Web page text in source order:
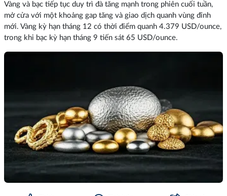
Vàng và bạc tiếp tục duy trì đà tăng mạnh trong phiên cuối tuần,
mở cửa với một khoảng gap tăng và giao dịch quanh vùng đỉnh
mới. Vàng kỳ hạn tháng 12 có thời điểm quanh 4.379 USD/ounce,
trong khi bạc kỳ hạn tháng 9 tiến sát 65 USD/ounce.